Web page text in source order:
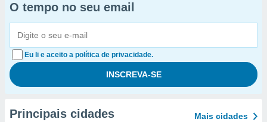
O tempo no seu email
Eu li e aceito a política de privacidade.
Principais cidades Mais cidades